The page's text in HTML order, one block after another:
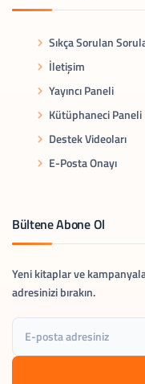
Sıkça Sorulan
İletişim
Yayıncı Paneli
Kütüphaneci Paneli
Destek Videoları
E-Posta Onayı
Bültene Abone Ol
Yeni kitaplar ve
adresinizi bırakın.